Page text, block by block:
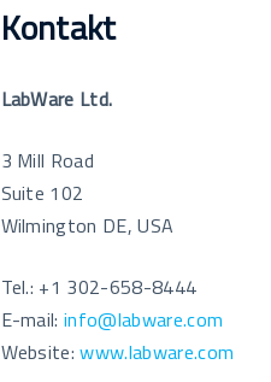
Kontakt
LabWare Ltd.
3 Mill Road
Suite 102
Wilmington DE, USA
Tel.: +1 302-658-8444
E-mail:info@labware.com
Website:www.labware.com